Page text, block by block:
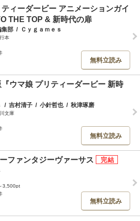
ィーダービー アニメーションガイ
THE TOP & 新時代の扉
集部 / Ｃｙｇａｍｅｓ
本
無料立読み
ウマ娘 プリティーダービー 新時
/ 吉村清子 / 小針哲也 / 秋津琢磨
文庫
無料立読み
ファンタジーヴァーサス
3,500pt
無料立読み